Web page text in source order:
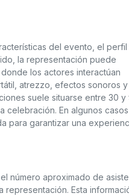
del evento, el perfil
la representación puede
los actores interactúan
atrezzo, efectos sonoros y
suele situarse entre 30 y
celebración. En algunos
para garantizar una
número aproximado de
Esta